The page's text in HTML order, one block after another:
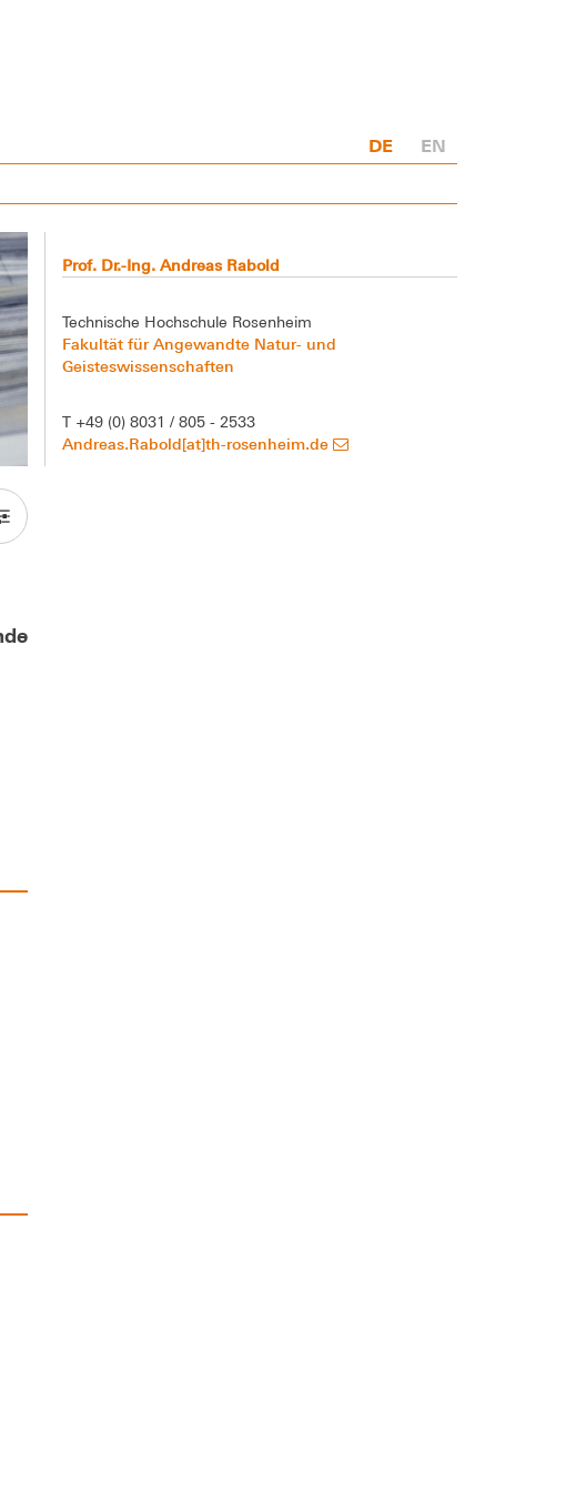
DE EN
Prof. Dr.-Ing. Andreas Rabold
Technische Hochschule Rosenheim
Fakultät für Angewandte Natur- und
Geisteswissenschaften
T +49 (0) 8031 / 805 - 2533
Andreas.Rabold[at]th-rosenheim.de